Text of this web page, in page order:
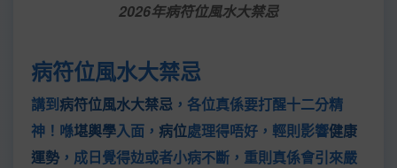
2026年病符位風水大禁忌
病符位風水大禁忌
講到病符位風水大禁忌 ，各位真係要打醒十二分精
神！喺堪輿學入面， 病位處理得唔好，輕則影響健康
運勢 ，成日覺得攰或者小病不斷，重則真係會引來嚴